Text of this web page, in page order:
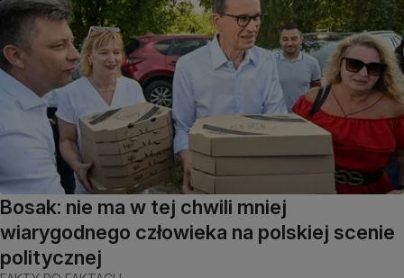
Bosak: nie ma w tej chwili mniej
wiarygodnego człowieka na polskiej scenie
politycznej